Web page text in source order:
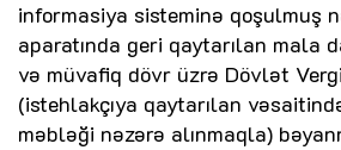
informasiya sisteminə qoşulmuş
aparatında geri qaytarılan mala
və müvafiq dövr üzrə Dövlət
(istehlakçıya qaytarılan
məbləği nəzərə alınmaqla)